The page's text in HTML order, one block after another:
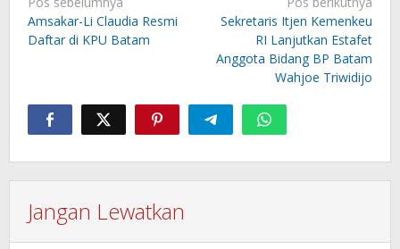
pos
Amsakar-Li Claudia Resmi
Daftar di KPU Batam
Sekretaris Itjen Kemenkeu
RI Lanjutkan Estafet
Anggota Bidang BP Batam
Wahjoe Triwidijo
Jangan Lewatkan